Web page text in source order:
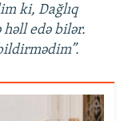
ki, Dağlıq
edə bilər.